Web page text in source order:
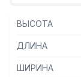
— Для
BPK2
ВЫСОТА
ДЛИНА
ШИРИНА